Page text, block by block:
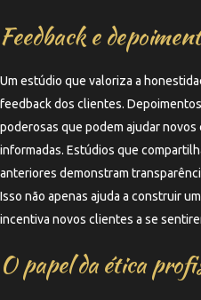
Feedback e
Um estúdio que valoriza a
feedback dos clientes.
poderosas que podem ajudar
informadas. Estúdios que
anteriores demonstram
Isso não apenas ajuda a construir
incentiva novos clientes a se
O papel da ética